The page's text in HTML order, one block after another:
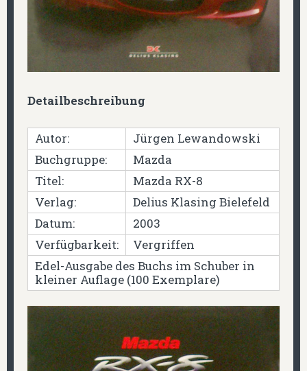
Detailbeschreibung
Autor:
Jürgen Lewandowski
Buchgruppe:
Mazda
Titel:
Mazda RX-8
Verlag:
Delius Klasing Bielefeld
Datum:
2003
Verfügbarkeit:
Vergriffen
Edel-Ausgabe des Buchs im Schuber in
kleiner Auflage (100 Exemplare)